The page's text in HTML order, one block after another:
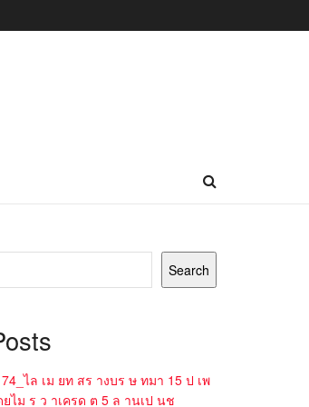
Search
ไล เม ยท สร างบร ษ ทมา 15 ป เพ
ไม ร ว าเครด ต 5 ล านเป นช